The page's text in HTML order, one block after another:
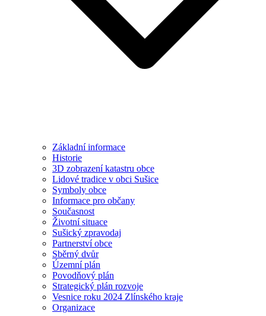
Základní informace
Historie
3D zobrazení katastru obce
Lidové tradice v obci Sušice
Symboly obce
Informace pro občany
Současnost
Životní situace
Sušický zpravodaj
Partnerství obce
Sběrný dvůr
Územní plán
Povodňový plán
Strategický plán rozvoje
Vesnice roku 2024 Zlínského kraje
Organizace